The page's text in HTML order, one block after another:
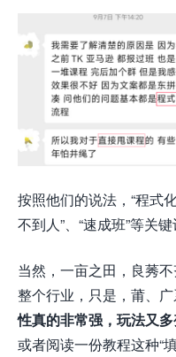
按照他们的说法，“程式
不到人”、“速成班”等关
当然，一亩之田，良莠
整个行业，只是，莆、
性真的非常强，玩法又
或者阅读一份教程这种“